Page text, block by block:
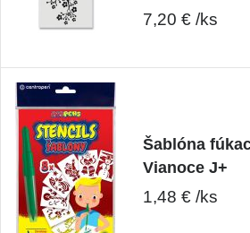
7,20 € /ks
Šablóna
Vianoce J+
1,48 € /ks